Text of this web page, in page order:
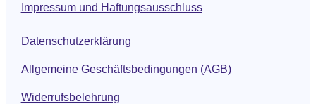
Impressum und Haftungsausschluss
Datenschutzerklärung
Allgemeine Geschäftsbedingungen (AGB)
Widerrufsbelehrung